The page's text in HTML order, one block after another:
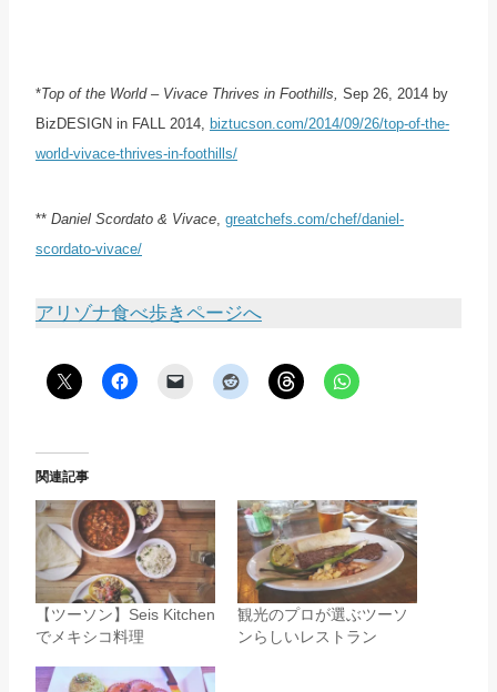
*Top of the World – Vivace Thrives in Foothills, Sep 26, 2014 by
BizDESIGN in FALL 2014, biztucson.com/2014/09/26/top-of-the-
world-vivace-thrives-in-foothills/
** Daniel Scordato & Vivace, greatchefs.com/chef/daniel-
scordato-vivace/
アリゾナ食べ歩きページへ
関連記事
【ツーソン】Seis Kitchen
でメキシコ料理
観光のプロが選ぶツーソ
ンらしいレストラン